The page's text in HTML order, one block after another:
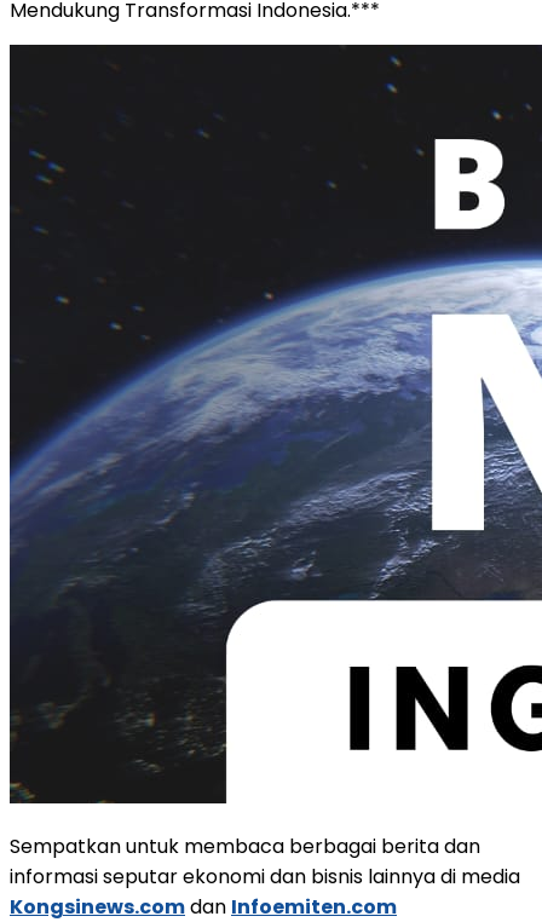
Mendukung Transformasi Indonesia.***
Sempatkan untuk membaca berbagai berita dan
informasi seputar ekonomi dan bisnis lainnya di media
Kongsinews.comdan Infoemiten.com